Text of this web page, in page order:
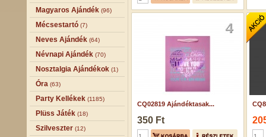
Magyaros Ajándék (96)
Mécsestartó (7)
Neves Ajándék (64)
Névnapi Ajándék (70)
Nosztalgia Ajándékok (1)
Óra (63)
Party Kellékek (1185)
Plüss Játék (18)
Szilveszter (12)
CQ02819 Ajándéktasak...
350 Ft